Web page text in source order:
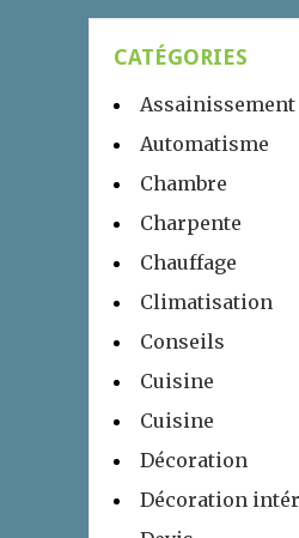
CATÉGORIES
Assainissement
Automatisme
Chambre
Charpente
Chauffage
Climatisation
Conseils
Cuisine
Cuisine
Décoration
Décoration